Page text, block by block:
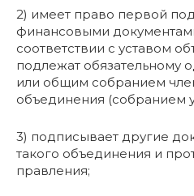
2) имеет право первой
финансовыми
соответствии с уставом
подлежат
или общим собранием
объединения (собранием
3) подписывает другие
такого объединения и
правления;